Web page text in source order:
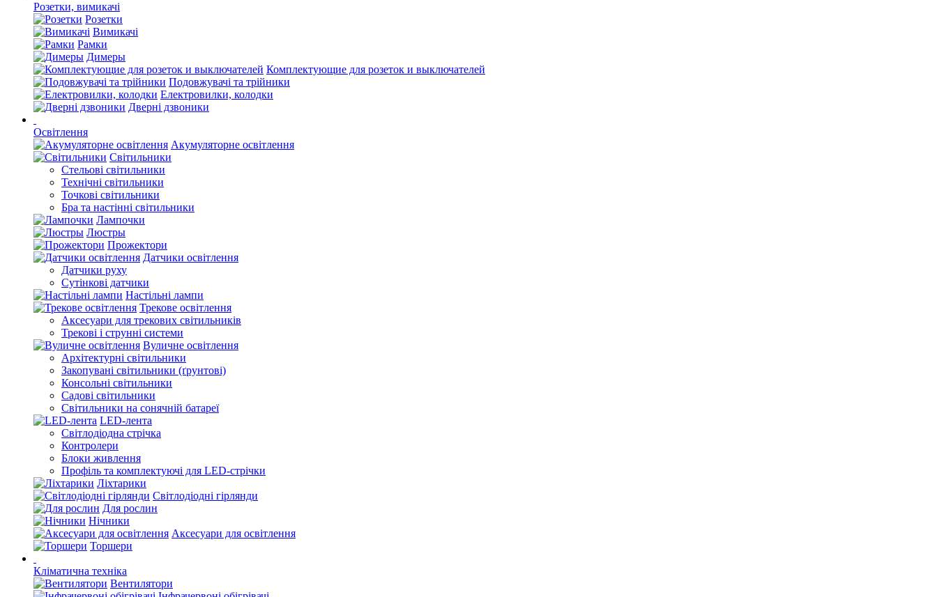
Розетки, вимикачі
Розетки
Вимикачі
Рамки
Димеры
Комплектующие для розеток и выключателей
Подовжувачі та трійники
Електровилки, колодки
Дверні дзвоники
Освітлення
Акумуляторне освітлення
Світильники
Стельові світильники
Технічні світильники
Точкові світильники
Бра та настінні світильники
Лампочки
Люстры
Прожектори
Датчики освітлення
Датчики руху
Сутінкові датчики
Настільні лампи
Трекове освітлення
Аксесуари для трекових світильників
Трекові і струнні системи
Вуличне освітлення
Архітектурні світильники
Закопувані світильники (ґрунтові)
Консольні світильники
Садові світильники
Світильники на сонячній батареї
LED-лента
Світлодіодна стрічка
Контролери
Блоки живлення
Профіль та комплектуючі для LED-стрічки
Ліхтарики
Світлодіодні гірлянди
Для рослин
Нічники
Аксесуари для освітлення
Торшери
Кліматична техніка
Вентилятори